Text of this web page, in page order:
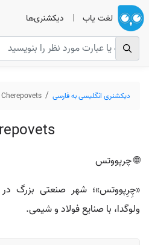
لغت یاب | دیکشنری‌ها
دیکشنری انگلیسی به فارسی Cherepovets
🌐 چرپووتس
«چِرِپووتس»؛ شهر صنعتی بزرگ
ولوگدا، با صنایع فولاد و شیمی.